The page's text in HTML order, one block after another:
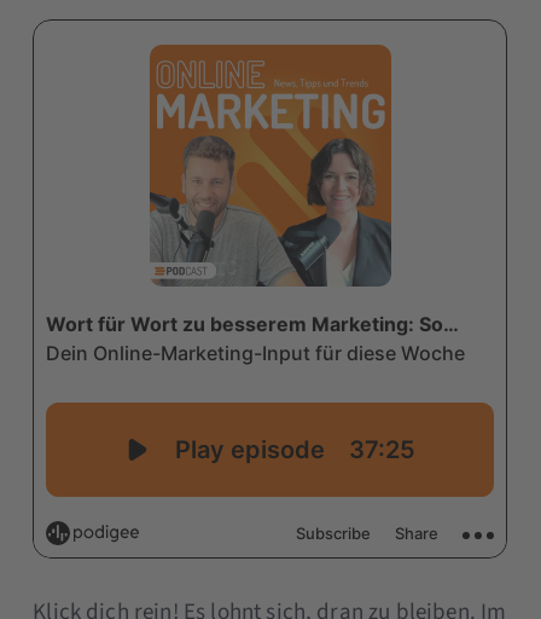
Klick dich rein! Es lohnt sich, dran zu bleiben. Im